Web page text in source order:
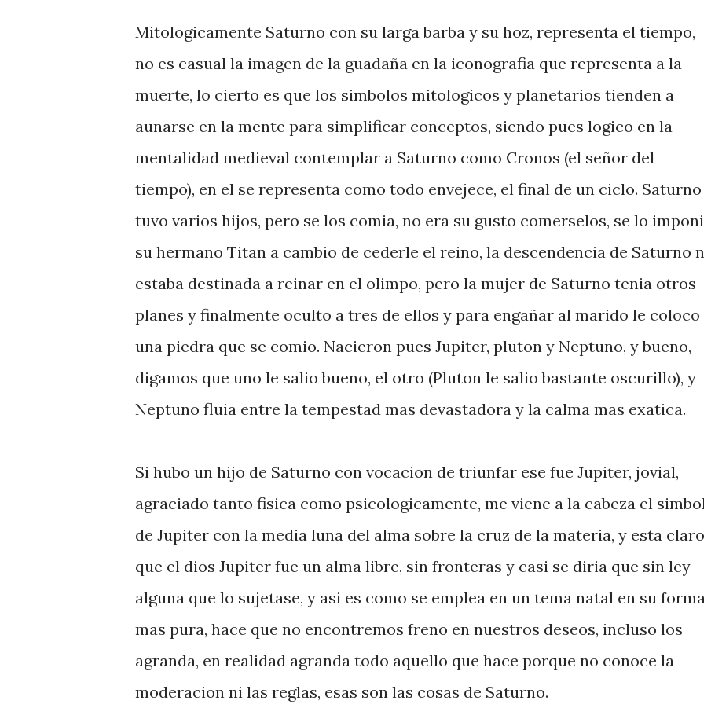
Mitologicamente Saturno con su larga barba y su hoz, representa el tiempo,
no es casual la imagen de la guadaña en la iconografia que representa a la
muerte, lo cierto es que los simbolos mitologicos y planetarios tienden a
aunarse en la mente para simplificar conceptos, siendo pues logico en la
mentalidad medieval contemplar a Saturno como Cronos (el señor del
tiempo), en el se representa como todo envejece, el final de un ciclo. Saturno
tuvo varios hijos, pero se los comia, no era su gusto comerselos, se lo
su hermano Titan a cambio de cederle el reino, la descendencia de Saturno
estaba destinada a reinar en el olimpo, pero la mujer de Saturno tenia otros
planes y finalmente oculto a tres de ellos y para engañar al marido le coloco
una piedra que se comio. Nacieron pues Jupiter, pluton y Neptuno, y bueno,
digamos que uno le salio bueno, el otro (Pluton le salio bastante oscurillo), y
Neptuno fluia entre la tempestad mas devastadora y la calma mas exatica.
Si hubo un hijo de Saturno con vocacion de triunfar ese fue Jupiter, jovial,
agraciado tanto fisica como psicologicamente, me viene a la cabeza el
de Jupiter con la media luna del alma sobre la cruz de la materia, y esta claro
que el dios Jupiter fue un alma libre, sin fronteras y casi se diria que sin ley
alguna que lo sujetase, y asi es como se emplea en un tema natal en su
mas pura, hace que no encontremos freno en nuestros deseos, incluso los
agranda, en realidad agranda todo aquello que hace porque no conoce la
moderacion ni las reglas, esas son las cosas de Saturno.